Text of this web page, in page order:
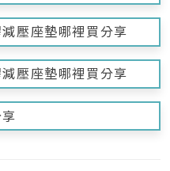
壓座墊哪裡買分享
壓座墊哪裡買分享